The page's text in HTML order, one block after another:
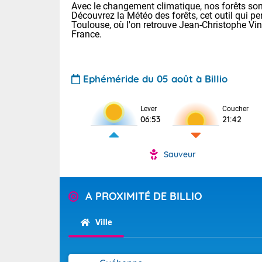
Tendance
Avec le changement climatique, nos forêts
Découvrez la Météo des forêts, cet outil qui
Toulouse, où l'on retrouve Jean-Christophe
France.
Ephéméride du 05 août à Billio
Lever
06:53
Coucher
21:42
Sauveur
A PROXIMITÉ DE BILLIO
Ville
Voici les
Lyon : 32
25 Nancy :
(84). Sur le
Sur les